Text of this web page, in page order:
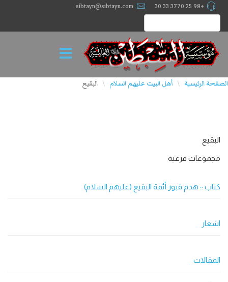
+98 25 3770 33 30
sibtayn@sibtayn.com
الصفحة الرئيسية \ أهل البيت عليهم السلام \ البقيع
البقيع
مجموعات فرعية
كتاب :: هدم قبور أئمة البقيع (عليهم السلام)
اشعار
المقالات